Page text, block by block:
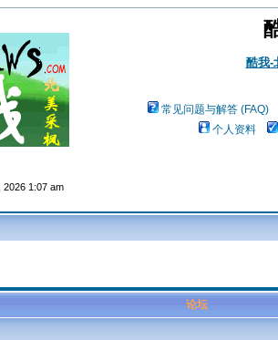
酷我-
常见问题与解答 (FAQ)
个人资料
2026 1:07 am
论坛